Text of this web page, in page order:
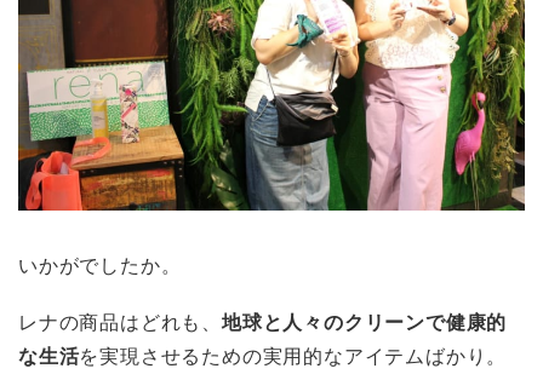
いかがでしたか。
レナの商品はどれも、 地球と人々のクリーンで健康的
な生活を実現させるための実用的なアイテムばかり。